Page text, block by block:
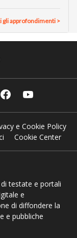
gli approfondimenti >
e Cookie Policy
Cookie Center
testate e portali
e
di diffondere la
e pubbliche